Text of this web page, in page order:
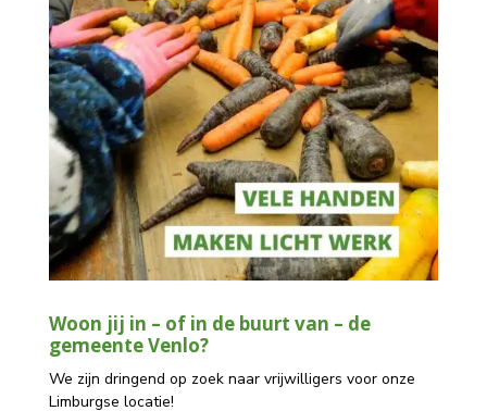
Woon jij in – of in de buurt van – de
gemeente Venlo?
We zijn dringend op zoek naar vrijwilligers voor onze
Limburgse locatie!